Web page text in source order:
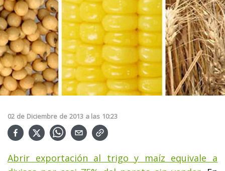
02 de Diciembre de 2013 a las 10:23
Abrir exportación al trigo y maíz equivale a